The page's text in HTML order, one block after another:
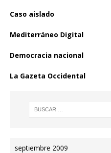
Caso aislado
Mediterráneo Digital
Democracia nacional
La Gazeta Occidental
septiembre 2009